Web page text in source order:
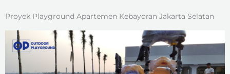
Proyek Playground Apartemen Kebayoran Jakarta Selatan